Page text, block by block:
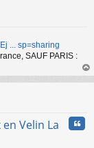
... sp=sharing
SAUF PARIS :
au
en Velin La